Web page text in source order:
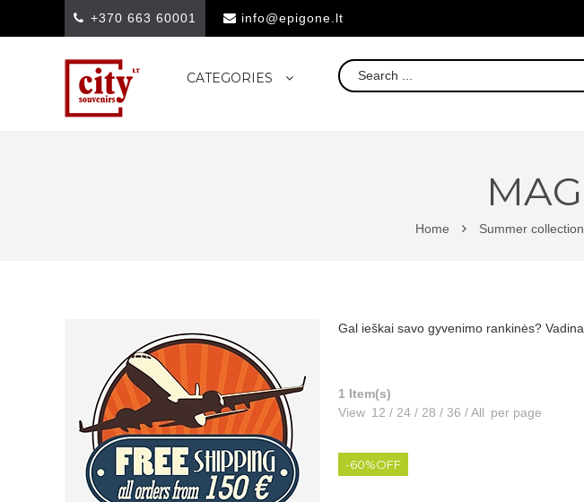
+370 663 60001 info@epigone.lt
CATEGORIES
Home Summer collection
Gal ieškai savo gyvenimo rankinės?
1 Item(s)
View 12 / 24 / 28 / 36 /All per page
-60%OFF